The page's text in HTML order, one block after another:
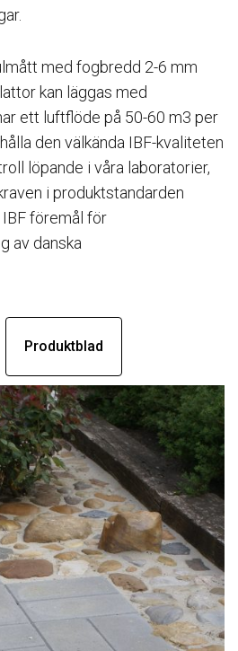
med fogbredd 2-6 mm
kan läggas med
ett luftflöde på 50-60 m3 per
den välkända IBF-kvaliteten
löpande i våra laboratorier,
i produktstandarden
föremål för
av danska
Produktblad